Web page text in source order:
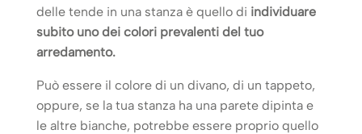
delle tende in una stanza è quello di individuare
subito uno dei colori prevalenti del tuo
arredamento.
Può essere il colore di un divano, di un tappeto,
oppure, se la tua stanza ha una parete dipinta e
le altre bianche, potrebbe essere proprio quello